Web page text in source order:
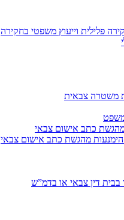
פלילית וייעוץ משפטי בחקירה
משטרה צבאית
משפט
כתב אישום צבאי
מהגשת כתב אישום צבאי
דין צבאי או בדמ”ש